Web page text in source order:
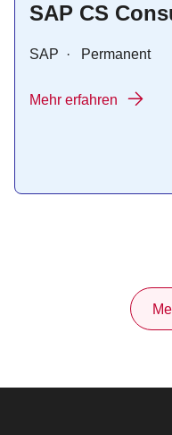
SAP CS
SAP · Permanent
Mehr erfahren